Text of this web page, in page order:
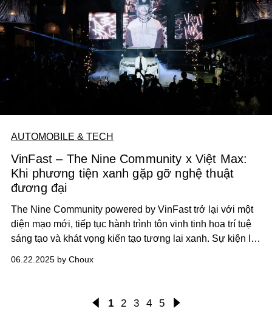
Yellow và Keswick Green, tượng trưng cho tinh thần
phiêu lưu của một thế hệ mới.
AUTOMOBILE & TECH
VinFast – The Nine Community x Việt Max:
Khi phương tiện xanh gặp gỡ nghệ thuật
đương đại
The Nine Community powered by VinFast trở lại với một
diện mạo mới, tiếp tục hành trình tôn vinh tinh hoa trí tuệ
sáng tạo và khát vọng kiến tạo tương lai xanh. Sự kiện là
Nam, được khắc họa sống động qua sự kết hợp đặc sắc
nghệ thuật đường phố và tinh thần dân tộc. Mối lương
duyên này đến từ ngã giao của văn hóa, niềm tự hào dân
06.22.2025 by Choux
1 2 3 4 5